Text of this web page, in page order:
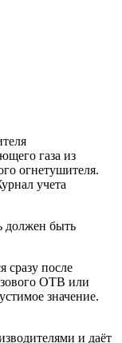
газа из
огнетушителя.
учета
должен быть
сразу после
ОТВ или
значение.
и даёт